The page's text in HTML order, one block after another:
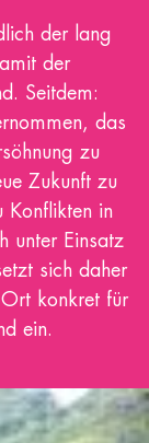
der lang
der
Seitdem:
das
zu
Zukunft zu
Konflikten in
unter Einsatz
sich daher
konkret für
ein.